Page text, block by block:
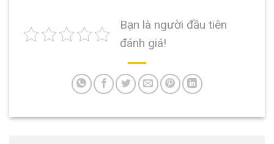
Bạn là người đầu tiên
đánh giá!